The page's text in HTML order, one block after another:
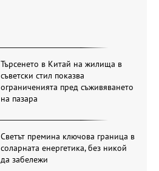
Търсенето в Китай на жилища в
съветски стил показва
ограниченията пред съживяването
на пазара
Светът премина ключова граница в
соларната енергетика, без никой
да забележи